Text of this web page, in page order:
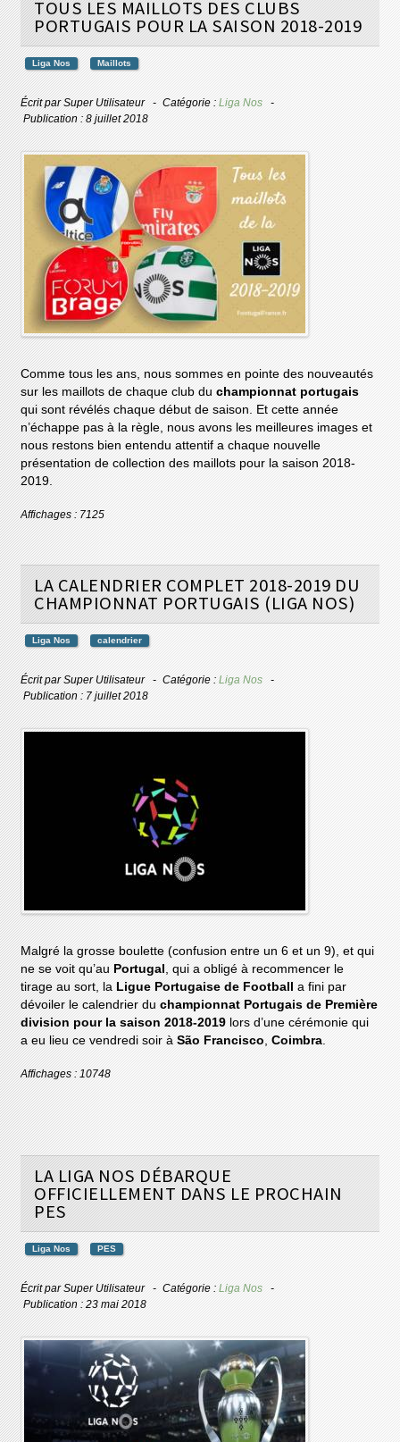
TOUS LES MAILLOTS DES CLUBS
PORTUGAIS POUR LA SAISON 2018-2019
Liga Nos Maillots
Écrit parSuper Utilisateur Catégorie :Liga Nos
Publication : 8 juillet 2018
Comme tous les ans, nous sommes en pointe des nouveautés
sur les maillots de chaque club duchampionnat portugais
qui sont révélés chaque début de saison. Et cette année
n’échappe pas à la règle, nous avons les meilleures images et
nous restons bien entendu attentif a chaque nouvelle
présentation de collection des maillots pour la saison 2018-
2019.
Affichages : 7125
LA CALENDRIER COMPLET 2018-2019 DU
CHAMPIONNAT PORTUGAIS (LIGA NOS)
Liga Nos calendrier
Écrit parSuper Utilisateur Catégorie :Liga Nos
Publication : 7 juillet 2018
Malgré la grosse boulette (confusion entre un 6 et un 9), et qui
ne se voit qu’au Portugal , qui a obligé à recommencer le
tirage au sort, la Ligue Portugaise de Football
a fini par
dévoiler le calendrier duchampionnat Portugais de Première
division pour la saison 2018-2019 lors d’une cérémonie qui
a eu lieu ce vendredi soir àSão Francisco,Coimbra.
Affichages : 10748
LA LIGA NOS DÉBARQUE
OFFICIELLEMENT DANS LE PROCHAIN
PES
Liga Nos PES
Écrit parSuper Utilisateur Catégorie :Liga Nos
Publication : 23 mai 2018